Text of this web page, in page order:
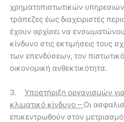
χρηματοπιστωτικών
τράπεζες έως διαχειριστές
έχουν αρχίσει να
κίνδυνο στις εκτιμήσεις τους
των επενδύσεων, τον
οικονομική ανθεκτικότητα.
3. Υποστήριξη οργανισμών
κλιματικό κίνδυνο – Οι
επικεντρωθούν στον